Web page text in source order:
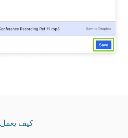
كيف يعمل